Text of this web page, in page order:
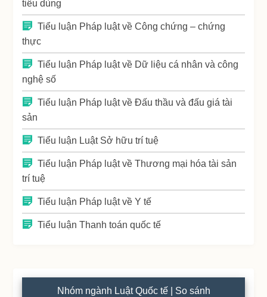
tiêu dùng
Tiểu luận Pháp luật về Công chứng – chứng
thực
Tiểu luận Pháp luật về Dữ liệu cá nhân và công
nghệ số
Tiểu luận Pháp luật về Đấu thầu và đấu giá tài
sản
Tiểu luận Luật Sở hữu trí tuệ
Tiểu luận Pháp luật về Thương mại hóa tài sản
trí tuệ
Tiểu luận Pháp luật về Y tế
Tiểu luận Thanh toán quốc tế
Nhóm ngành Luật Quốc tế | So sánh